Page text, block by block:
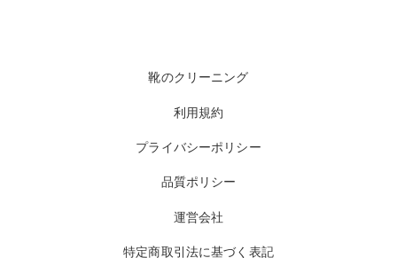
靴のクリーニング
利用規約
プライバシーポリシー
品質ポリシー
運営会社
特定商取引法に基づく表記